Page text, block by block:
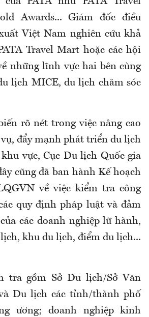
Awards... Giám đốc điều
Việt Nam nghiên cứu khả
Travel Mart hoặc các hội
những lĩnh vực hai bên cùng
lịch MICE, du lịch chăm sóc
rõ nét trong việc nâng cao
đẩy mạnh phát triển du lịch
vực, Cục Du lịch Quốc gia
cũng đã ban hành Kế hoạch
về việc kiểm tra công
quy định pháp luật và đảm
các doanh nghiệp lữ hành,
khu du lịch, điểm du lịch...
tra gồm Sở Du lịch/Sở Văn
Du lịch các tỉnh/thành phố
ương; doanh nghiệp kinh